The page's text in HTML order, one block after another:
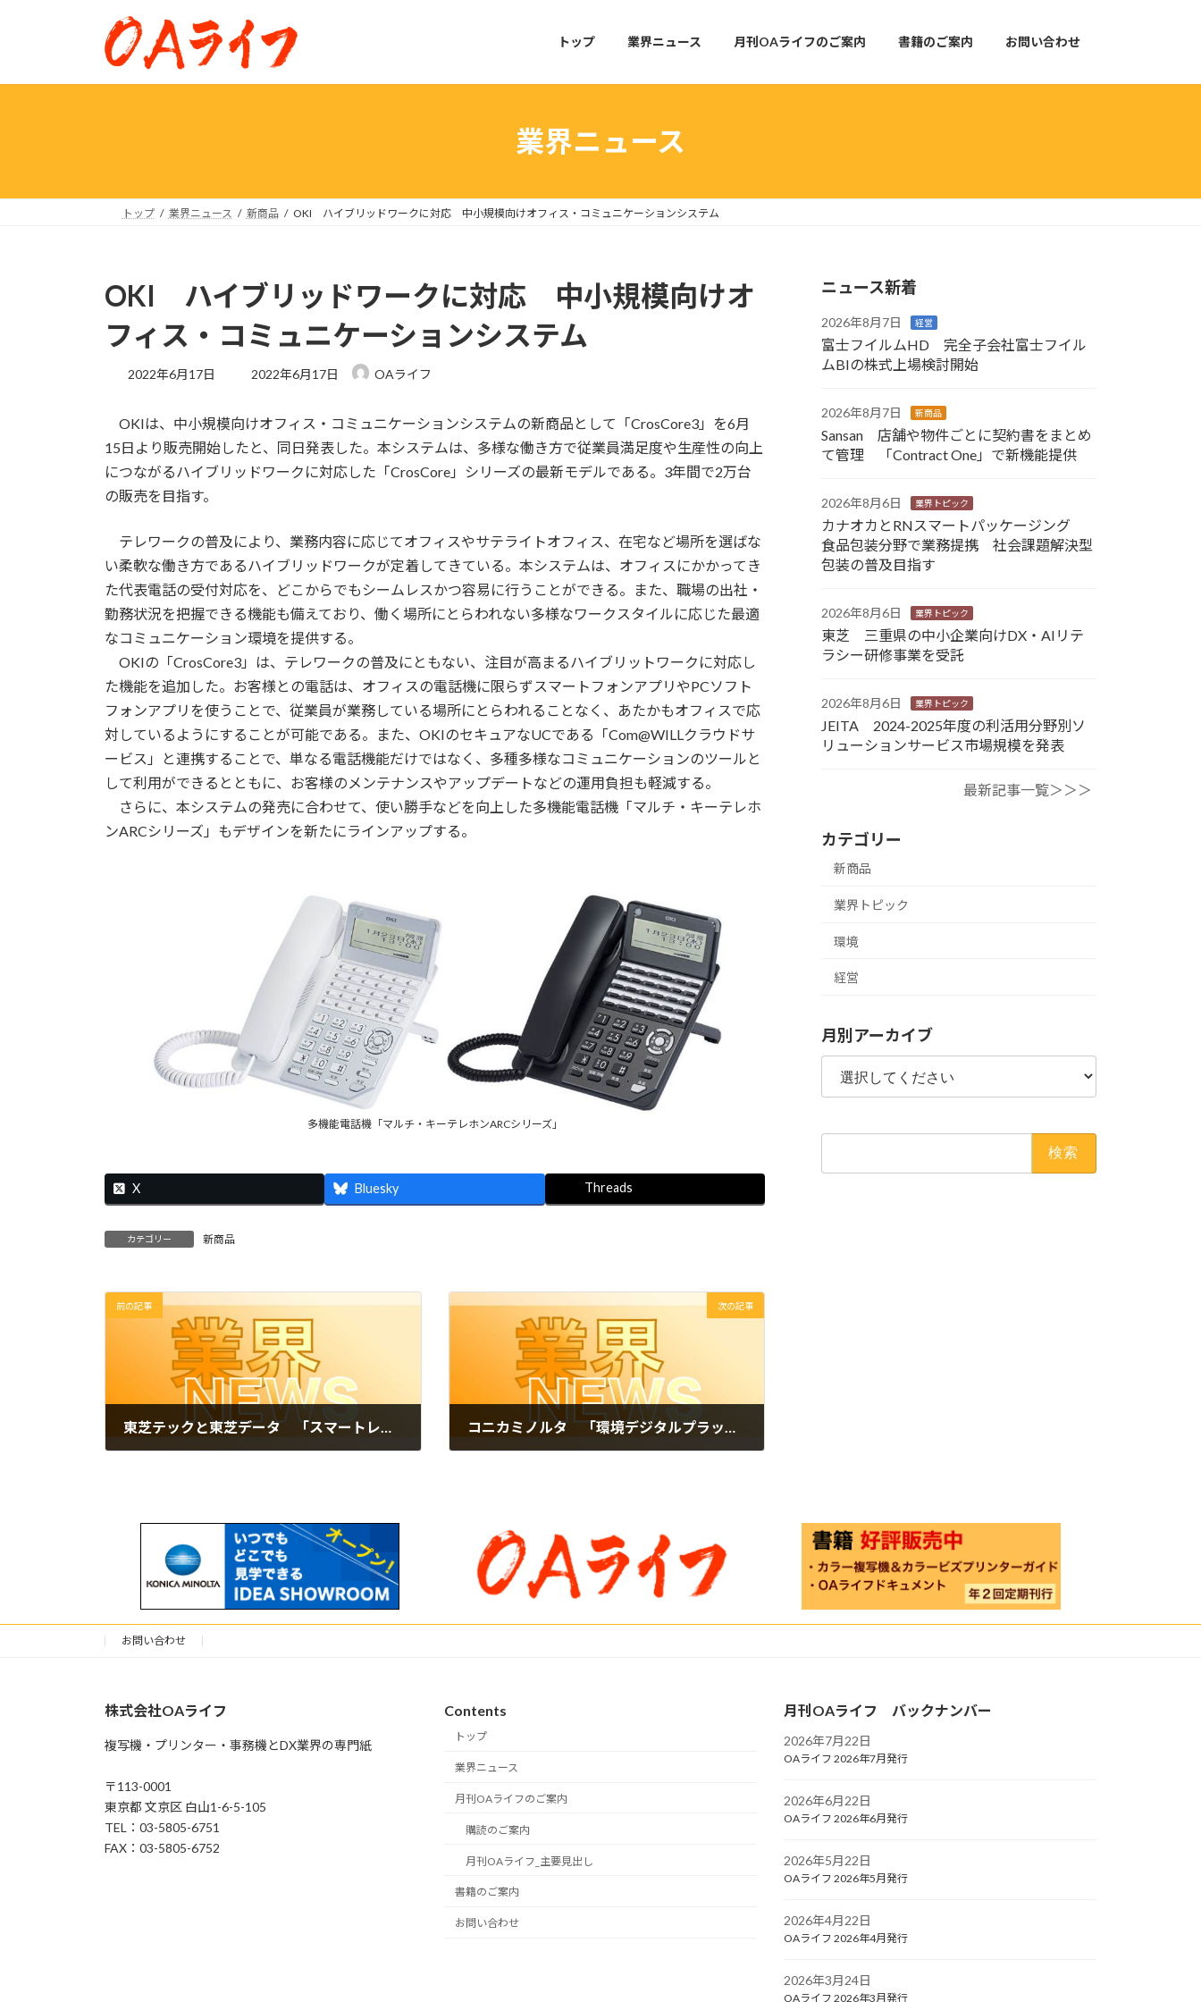
プ
動
トップ 業界ニュース 月刊OAライフのご案内 書籍のご案内 お問い合わせ
業界ニュース
トップ 業界ニュース 新商品 OKI ハイブリッドワークに対応 中小規模向けオフィス・コミュニケーションシステム
OKI ハイブリッドワークに対応 中小規模向けオ
フィス・コミュニケーションシステム
2022年6月17日
最
新
日
:
2022年6月17日 OAライフ
OKIは、中小規模向けオフィス・コミュニケーションシステムの新商品として「CrosCore3」を6月
15日より販売開始したと、同日発表した。本システムは、多様な働き方で従業員満足度や生産性の向上
につながるハイブリッドワークに対応した「CrosCore」シリーズの最新モデルである。3年間で2万台
の販売を目指す。
テレワークの普及により、業務内容に応じてオフィスやサテライトオフィス、在宅など場所を選ばな
い柔軟な働き方であるハイブリッドワークが定着してきている。本システムは、オフィスにかかってき
た代表電話の受付対応を、どこからでもシームレスかつ容易に行うことができる。また、職場の出社・
勤務状況を把握できる機能も備えており、働く場所にとらわれない多様なワークスタイルに応じた最適
なコミュニケーション環境を提供する。
OKIの「CrosCore3」は、テレワークの普及にともない、注目が高まるハイブリットワークに対応し
た機能を追加した。お客様との電話は、オフィスの電話機に限らずスマートフォンアプリやPCソフト
フォンアプリを使うことで、従業員が業務している場所にとらわれることなく、あたかもオフィスで応
対しているようにすることが可能である。また、OKIのセキュアなUCである「Com@WILLクラウドサ
ービス」と連携することで、単なる電話機能だけではなく、多種多様なコミュニケーションのツールと
して利用ができるとともに、お客様のメンテナンスやアップデートなどの運用負担も軽減する。
さらに、本システムの発売に合わせて、使い勝手などを向上した多機能電話機「マルチ・キーテレホ
ンARCシリーズ」もデザインを新たにラインアップする。
多機能電話機「マルチ・キーテレホンARCシリーズ」
X Bluesky Threads
カテゴリー 新商品
前の記事
東芝テックと東芝データ 「スマートレシート」で植樹応援 会津若松市内の7-11店舗で
次の記事
コニカミノルタ 「環境デジタルプラットフォーム」参加企業68社に拡張
ニュース新着
2026年8月7日 経営
富士フイルムHD 完全子会社富士フイル
ムBIの株式上場検討開始
2026年8月7日 新商品
Sansan 店舗や物件ごとに契約書をまとめ
て管理 「Contract One」で新機能提供
2026年8月6日 業界トピック
カナオカとRNスマートパッケージング
食品包装分野で業務提携 社会課題解決型
包装の普及目指す
2026年8月6日 業界トピック
東芝 三重県の中小企業向けDX・AIリテ
ラシー研修事業を受託
2026年8月6日 業界トピック
JEITA 2024-2025年度の利活用分野別ソ
リューションサービス市場規模を発表
最新記事一覧＞＞＞
カテゴリー
新商品
業界トピック
環境
経営
月別アーカイブ
お問い合わせ
株式会社OAライフ
複写機・プリンター・事務機とDX業界の専門紙
〒113-0001
東京都 文京区 白山1-6-5-105
TEL：03-5805-6751
FAX：03-5805-6752
Contents
トップ
業界ニュース
月刊OAライフのご案内
購読のご案内
月刊OAライフ_主要見出し
書籍のご案内
お問い合わせ
月刊OAライフ バックナンバー
2026年7月22日
OAライフ 2026年7月発行
2026年6月22日
OAライフ 2026年6月発行
2026年5月22日
OAライフ 2026年5月発行
2026年4月22日
OAライフ 2026年4月発行
2026年3月24日
OAライフ 2026年3月発行